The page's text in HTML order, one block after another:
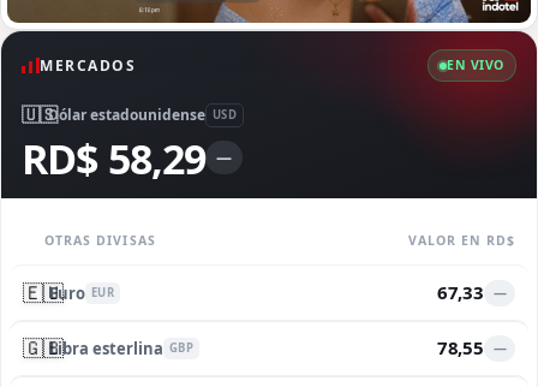
MERCADOS EN VIVO
🇺🇸Dólar estadounidense USD
RD$ 58,29 —
OTRAS DIVISAS VALOR EN RD$
🇪🇺Euro EUR 67,33 —
🇬🇧Libra esterlina GBP 78,55 —